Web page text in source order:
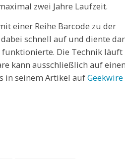
zwei Jahre Laufzeit.
einer Reihe Barcode zu der
schnell auf und diente
Die Technik
kann ausschließlich auf
in seinem Artikel aufGeekwire